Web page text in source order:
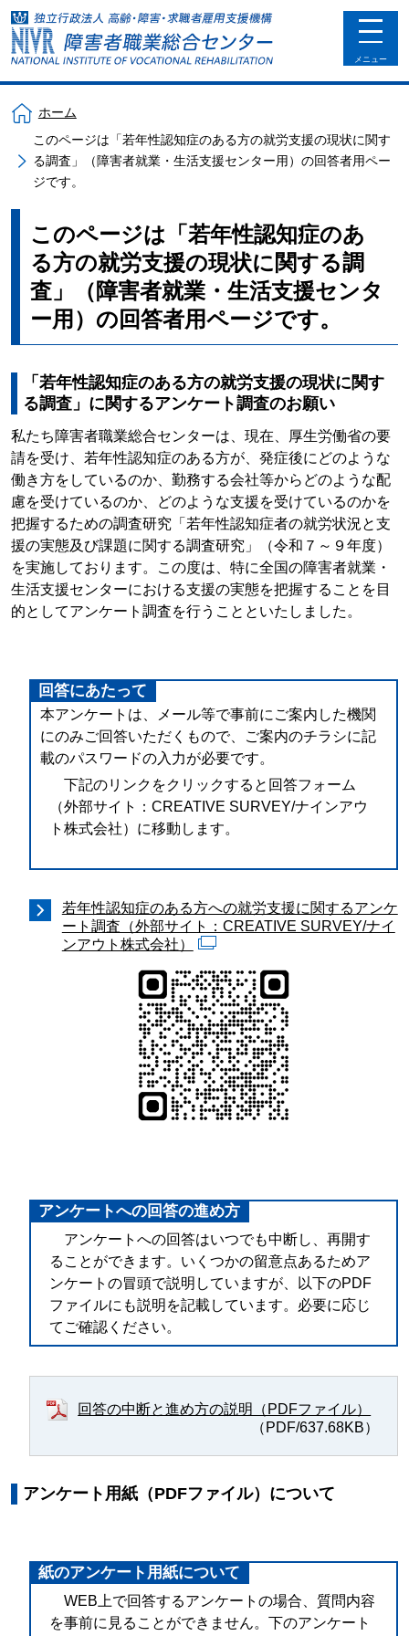
toggle
メニュー
ホーム
このページは「若年性認知症のある方の就労支援の現状に関す
る調査」（障害者就業・生活支援センター用）の回答者用ペー
ジです。
このページは「若年性認知症のあ
る方の就労支援の現状に関する調
査」（障害者就業・生活支援センタ
ー用）の回答者用ページです。
「若年性認知症のある方の就労支援の現状に関す
る調査」に関するアンケート調査のお願い
私たち障害者職業総合センターは、現在、厚生労働省の要
請を受け、若年性認知症のある方が、発症後にどのような
働き方をしているのか、勤務する会社等からどのような配
慮を受けているのか、どのような支援を受けているのかを
把握するための調査研究「若年性認知症者の就労状況と支
援の実態及び課題に関する調査研究」（令和７～９年度）
を実施しております。この度は、特に全国の障害者就業・
生活支援センターにおける支援の実態を把握することを目
的としてアンケート調査を行うことといたしました。
回答にあたって
本アンケートは、メール等で事前にご案内した機関
にのみご回答いただくもので、ご案内のチラシに記
載のパスワードの入力が必要です。
下記のリンクをクリックすると回答フォーム
（外部サイト：CREATIVE SURVEY/ナインアウ
ト株式会社）に移動します。
若年性認知症のある方への就労支援に関するアンケ
ート調査（外部サイト：CREATIVE SURVEY/ナイ
ンアウト株式会社）
アンケートへの回答の進め方
アンケートへの回答はいつでも中断し、再開す
ることができます。いくつかの留意点あるためア
ンケートの冒頭で説明していますが、以下のPDF
ファイルにも説明を記載しています。必要に応じ
てご確認ください。
回答の中断と進め方の説明（PDFファイル）
（PDF/637.68KB）
アンケート用紙（PDFファイル）について
紙のアンケート用紙について
WEB上で回答するアンケートの場合、質問内容
を事前に見ることができません。下のアンケート